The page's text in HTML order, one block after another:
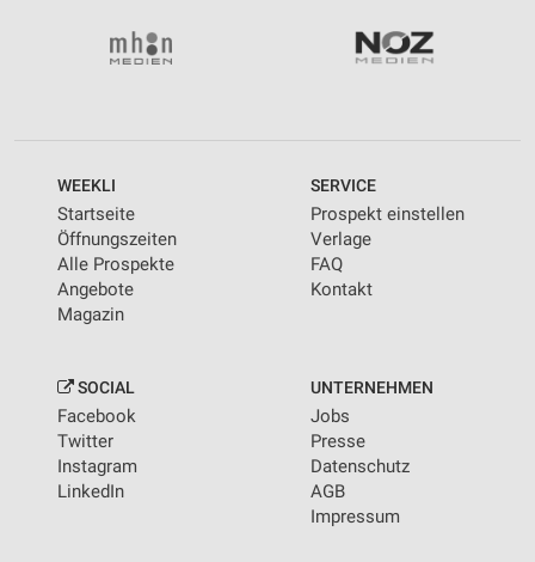
WEEKLI
Startseite
Öffnungszeiten
Alle Prospekte
Angebote
Magazin
SERVICE
Prospekt einstellen
Verlage
FAQ
Kontakt
SOCIAL
Facebook
Twitter
Instagram
LinkedIn
UNTERNEHMEN
Jobs
Presse
Datenschutz
AGB
Impressum